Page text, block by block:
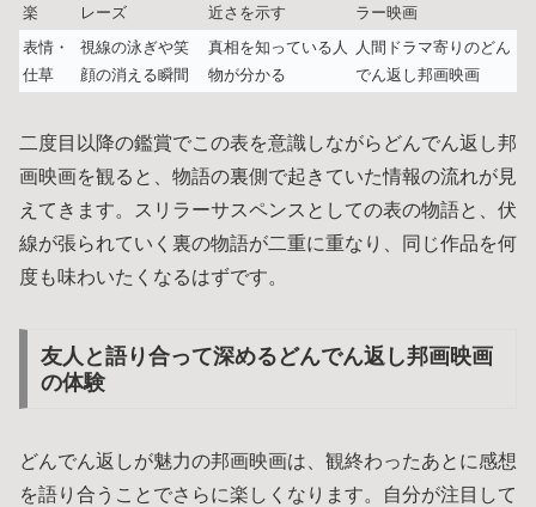
楽
レーズ
近さを示す
ラー映画
表情・
仕草
視線の泳ぎや笑
顔の消える瞬間
真相を知っている人
物が分かる
人間ドラマ寄りのどん
でん返し邦画映画
二度目以降の鑑賞でこの表を意識しながらどんでん返し邦
画映画を観ると、物語の裏側で起きていた情報の流れが見
えてきます。スリラーサスペンスとしての表の物語と、伏
線が張られていく裏の物語が二重に重なり、同じ作品を何
度も味わいたくなるはずです。
友人と語り合って深めるどんでん返し邦画映画
の体験
どんでん返しが魅力の邦画映画は、観終わったあとに感想
を語り合うことでさらに楽しくなります。自分が注目して